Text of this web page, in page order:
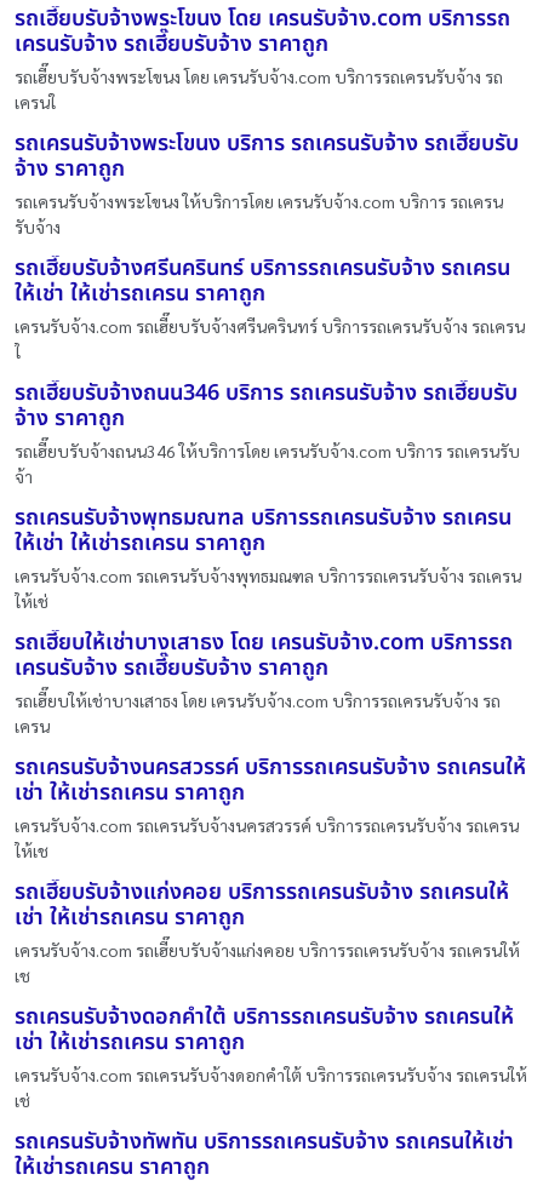
รถเฮี๊ยบรับจ้างพระโขนง โดย เครนรับจ้าง.com บริการรถ
เครนรับจ้าง รถเฮี๊ยบรับจ้าง ราคาถูก
รถเฮี๊ยบรับจ้างพระโขนง โดย เครนรับจ้าง.com บริการรถเครนรับจ้าง รถ
เครนใ
รถเครนรับจ้างพระโขนง บริการ รถเครนรับจ้าง รถเฮี๊ยบรับ
จ้าง ราคาถูก
รถเครนรับจ้างพระโขนง ให้บริการโดย เครนรับจ้าง.com บริการ รถเครน
รับจ้าง
รถเฮี๊ยบรับจ้างศรีนครินทร์ บริการรถเครนรับจ้าง รถเครน
ให้เช่า ให้เช่ารถเครน ราคาถูก
เครนรับจ้าง.com รถเฮี๊ยบรับจ้างศรีนครินทร์ บริการรถเครนรับจ้าง รถเครน
ใ
รถเฮี๊ยบรับจ้างถนน346 บริการ รถเครนรับจ้าง รถเฮี๊ยบรับ
จ้าง ราคาถูก
รถเฮี๊ยบรับจ้างถนน346 ให้บริการโดย เครนรับจ้าง.com บริการ รถเครนรับ
จ้า
รถเครนรับจ้างพุทธมณฑล บริการรถเครนรับจ้าง รถเครน
ให้เช่า ให้เช่ารถเครน ราคาถูก
เครนรับจ้าง.com รถเครนรับจ้างพุทธมณฑล บริการรถเครนรับจ้าง รถเครน
ให้เช่
รถเฮี๊ยบให้เช่าบางเสาธง โดย เครนรับจ้าง.com บริการรถ
เครนรับจ้าง รถเฮี๊ยบรับจ้าง ราคาถูก
รถเฮี๊ยบให้เช่าบางเสาธง โดย เครนรับจ้าง.com บริการรถเครนรับจ้าง รถ
เครน
รถเครนรับจ้างนครสวรรค์ บริการรถเครนรับจ้าง รถเครนให้
เช่า ให้เช่ารถเครน ราคาถูก
เครนรับจ้าง.com รถเครนรับจ้างนครสวรรค์ บริการรถเครนรับจ้าง รถเครน
ให้เช
รถเฮี๊ยบรับจ้างแก่งคอย บริการรถเครนรับจ้าง รถเครนให้
เช่า ให้เช่ารถเครน ราคาถูก
เครนรับจ้าง.com รถเฮี๊ยบรับจ้างแก่งคอย บริการรถเครนรับจ้าง รถเครนให้
เช
รถเครนรับจ้างดอกคำใต้ บริการรถเครนรับจ้าง รถเครนให้
เช่า ให้เช่ารถเครน ราคาถูก
เครนรับจ้าง.com รถเครนรับจ้างดอกคำใต้ บริการรถเครนรับจ้าง รถเครนให้
เช่
รถเครนรับจ้างทัพทัน บริการรถเครนรับจ้าง รถเครนให้เช่า
ให้เช่ารถเครน ราคาถูก